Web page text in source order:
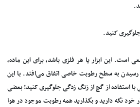
است. این ابزار یا هر فلزی باشد، برای این ماده،
به سطح رطوبت خاصی اتفاق می‌افتد. با این
با استفاده از گچ از زنگ زدگی جلوگیری کنید! بعضی
خود نگه دارید و بگذارید همه رطوبت موجود در هوا